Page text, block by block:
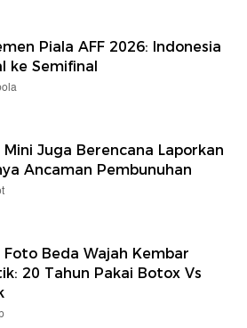
Piala AFF 2026: Indonesia
ke Semifinal
Mini Juga Berencana Laporkan
Ancaman Pembunuhan
Foto Beda Wajah Kembar
20 Tahun Pakai Botox Vs